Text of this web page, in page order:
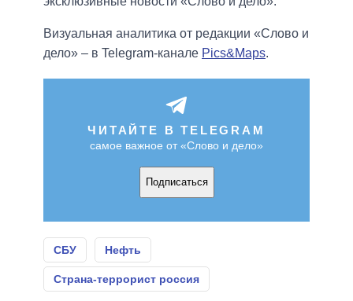
Визуальная аналитика от редакции «Слово и
дело» – в Telegram-канале Pics&Maps.
ЧИТАЙТЕ В TELEGRAM
самое важное от «Слово и дело»
Подписаться
СБУ Нефть
Страна-террорист россия